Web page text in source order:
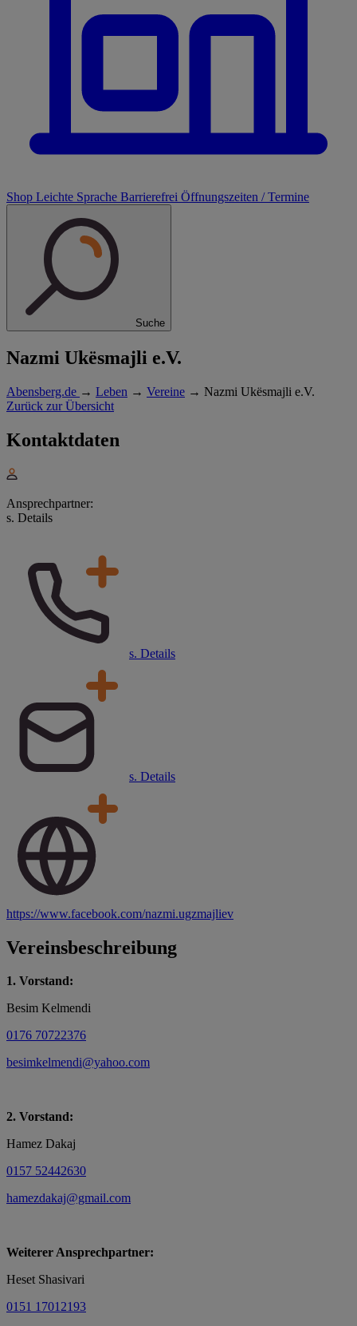
Shop Leichte Sprache Barrierefrei Öffnungszeiten / Termine
Suche
Nazmi Ukësmajli e.V.
Abensberg.de → Leben → Vereine → Nazmi Ukësmajli e.V.
Zurück zur Übersicht
Kontaktdaten
Ansprechpartner:
s. Details
s. Details
s. Details
https://www.facebook.com/nazmi.ugzmajliev
Vereinsbeschreibung
1. Vorstand:
Besim Kelmendi
0176 70722376
besimkelmendi@yahoo.com
2. Vorstand:
Hamez Dakaj
0157 52442630
hamezdakaj@gmail.com
Weiterer Ansprechpartner:
Heset Shasivari
0151 17012193